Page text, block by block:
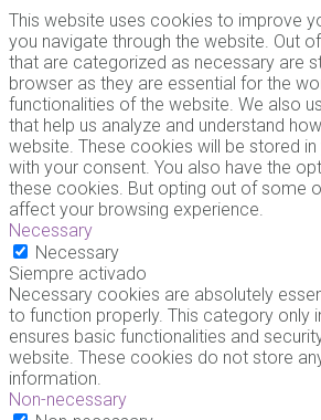
This website uses cookies to improve
you navigate through the website. Out
that are categorized as necessary are
browser as they are essential for the
functionalities of the website. We also
that help us analyze and understand
website. These cookies will be stored
with your consent. You also have the
these cookies. But opting out of some
affect your browsing experience.
Necessary
Necessary
Siempre activado
Necessary cookies are absolutely
to function properly. This category only
ensures basic functionalities and
website. These cookies do not store
information.
Non-necessary